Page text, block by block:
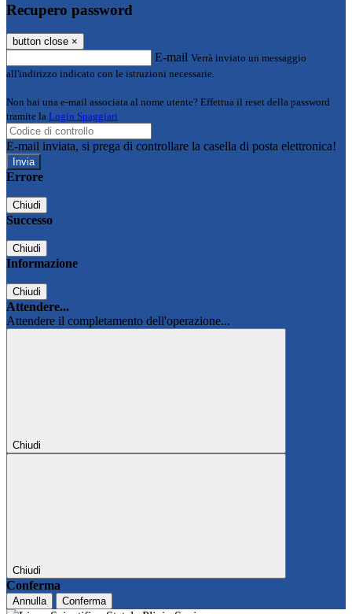
Recupero password
button close ×
E-mail Verrà inviato un messaggio
all'indirizzo indicato con le istruzioni necessarie.
Non hai una e-mail associata al nome utente? Effettua il reset della password
tramite la Login Spaggiari
E-mail inviata, si prega di controllare la casella di posta elettronica!
Errore
Chiudi
Successo
Chiudi
Informazione
Chiudi
Attendere...
Attendere il completamento dell'operazione...
Chiudi
Chiudi
Conferma
Annulla Conferma